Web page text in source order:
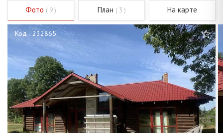
Фото ( 9 ) План ( 3 ) На карте
Код - 232865